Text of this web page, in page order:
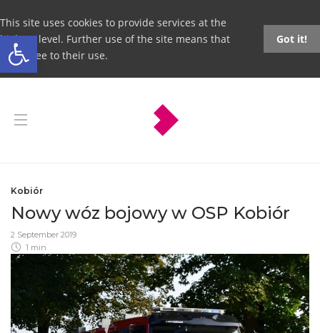
Open toolbar
This site uses cookies to provide services at the
highest level. Further use of the site means that
you agree to their use.
Got it!
Kobiór
Nowy wóz bojowy w OSP Kobiór
2 September 2019
1 min